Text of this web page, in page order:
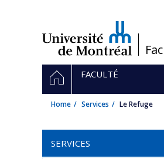
/
Navigation
principale
HOMEFACULTÉ
Home Services Le Refuge
SERVICES